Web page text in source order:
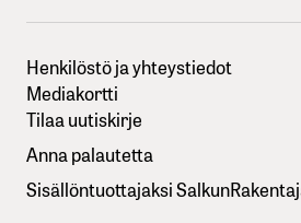
Henkilöstö ja yhteystiedot
Mediakortti
Tilaa uutiskirje
Anna palautetta
Sisällöntuottajaksi